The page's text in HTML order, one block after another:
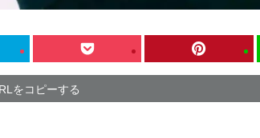
をコピーする